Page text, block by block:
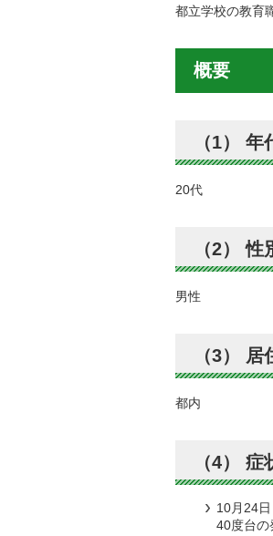
都立学校の教育
概要
（1） 年
20代
（2） 性
男性
（3） 居
都内
（4）
10月24日
40度台の